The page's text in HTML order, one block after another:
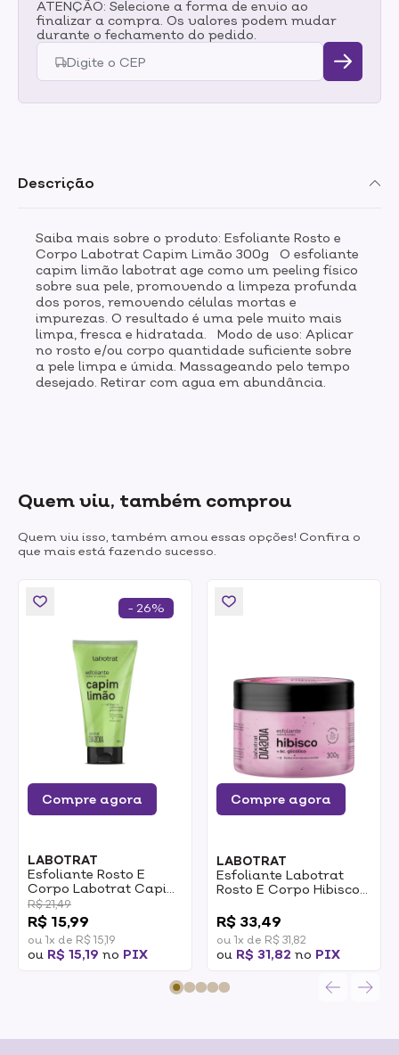
ATENÇÃO: Selecione a forma de envio ao
finalizar a compra. Os valores podem mudar
durante o fechamento do pedido.
Descrição
Saiba mais sobre o produto: Esfoliante Rosto e
Corpo Labotrat Capim Limão 300g O esfoliante
capim limão labotrat age como um peeling físico
sobre sua pele, promovendo a limpeza profunda
dos poros, removendo células mortas e
impurezas. O resultado é uma pele muito mais
limpa, fresca e hidratada. Modo de uso: Aplicar
no rosto e/ou corpo quantidade suficiente sobre
a pele limpa e úmida. Massageando pelo tempo
desejado. Retirar com agua em abundância.
Quem viu, também comprou
Quem viu isso, também amou essas opções! Confira o
que mais está fazendo sucesso.
Compre agora
LABOTRAT
Esfoliante Rosto E
Corpo Labotrat Capim
Limão 150g
R$ 21,49
R$ 15,99
ou 1x de R$ 15,19
ou R$ 15,19 no PIX
- 26%
Compre agora
LABOTRAT
Esfoliante Labotrat
Rosto E Corpo Hibisco
R$ 33,49
ou 1x de R$ 31,82
ou R$ 31,82 no PIX